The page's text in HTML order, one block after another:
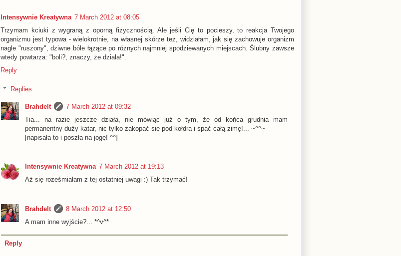
Intensywnie Kreatywna 7 March 2012 at 08:05
Trzymam kciuki z wygraną z oporną fizycznością. Ale jeśli Cię to pocieszy, to reakcja Twojego
organizmu jest typowa - wielokrotnie, na własnej skórze też, widziałam, jak się zachowuje organizm
nagle "ruszony", dziwne bóle łążące po różnych najmniej spodziewanych miejscach. Ślubny zawsze
wtedy powtarza: "boli?, znaczy, że działa!".
Reply
Replies
Brahdelt
7 March 2012 at 09:32
Tia... na razie jeszcze działa, nie mówiąc już o tym, że od końca grudnia mam
permanentny duży katar, nic tylko zakopać się pod kołdrą i spać całą zimę!... ~^^~
[napisała to i poszła na jogę! ^^]
Intensywnie Kreatywna 7 March 2012 at 19:13
Aż się roześmiałam z tej ostatniej uwagi :) Tak trzymać!
Brahdelt
8 March 2012 at 12:50
A mam inne wyjście?... *^v^*
Reply